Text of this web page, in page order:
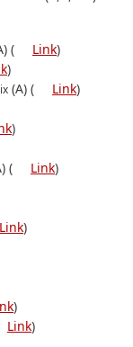
( Link)
)
(A) ( Link)
)
( Link)
Link)
)
Link)